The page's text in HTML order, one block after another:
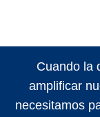
Cuando la
amplificar
necesitamos